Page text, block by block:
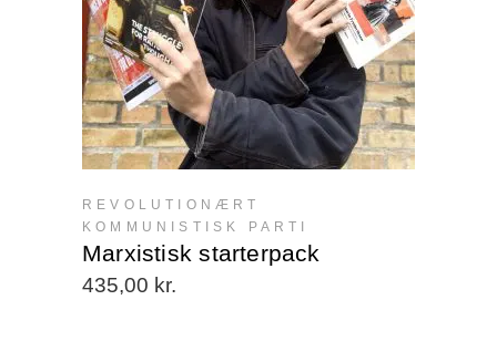
REVOLUTIONÆRT
KOMMUNISTISK PARTI
Marxistisk starterpack
435,00 kr.